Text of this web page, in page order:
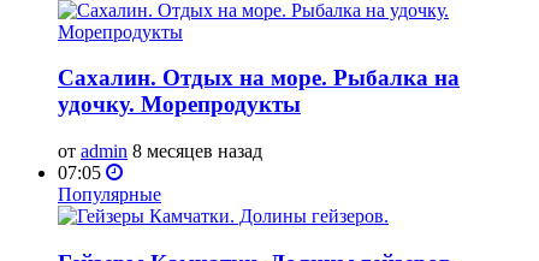
Сахалин. Отдых на море. Рыбалка на
удочку. Морепродукты
от admin 8 месяцев назад
07:05
Популярные